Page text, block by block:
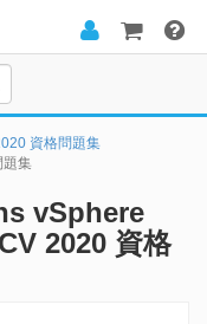
資格問題集
題集
vSphere
2020 資格